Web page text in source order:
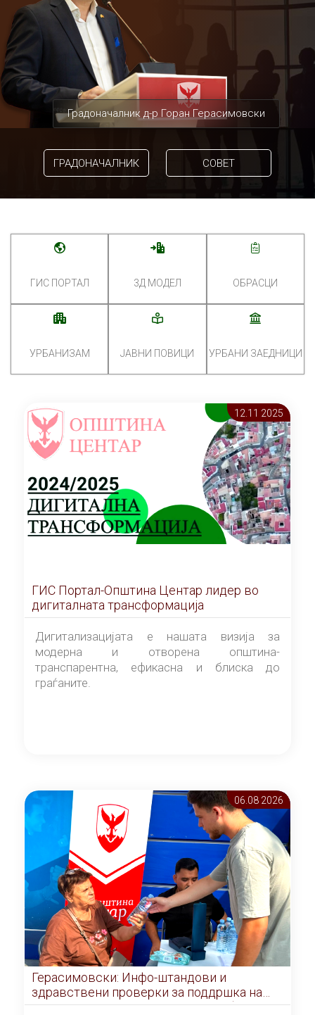
Градоначалник д-р Горан Герасимовски
ГРАДОНАЧАЛНИК СОВЕТ
ГИС ПОРТАЛ 3Д МОДЕЛ ОБРАСЦИ
УРБАНИЗАМ ЈАВНИ ПОВИЦИ УРБАНИ ЗАЕДНИЦИ
12.11 2025
ГИС Портал-Општина Центар лидер во
дигиталната трансформација
Дигитализацијата е нашата визија за
модерна и отворена општина-
транспарентна, ефикасна и блиска до
граѓаните.
06.08 2026
Герасимовски: Инфо-штандови и
здравствени проверки за поддршка на
граѓаните во услови на топлотен бран